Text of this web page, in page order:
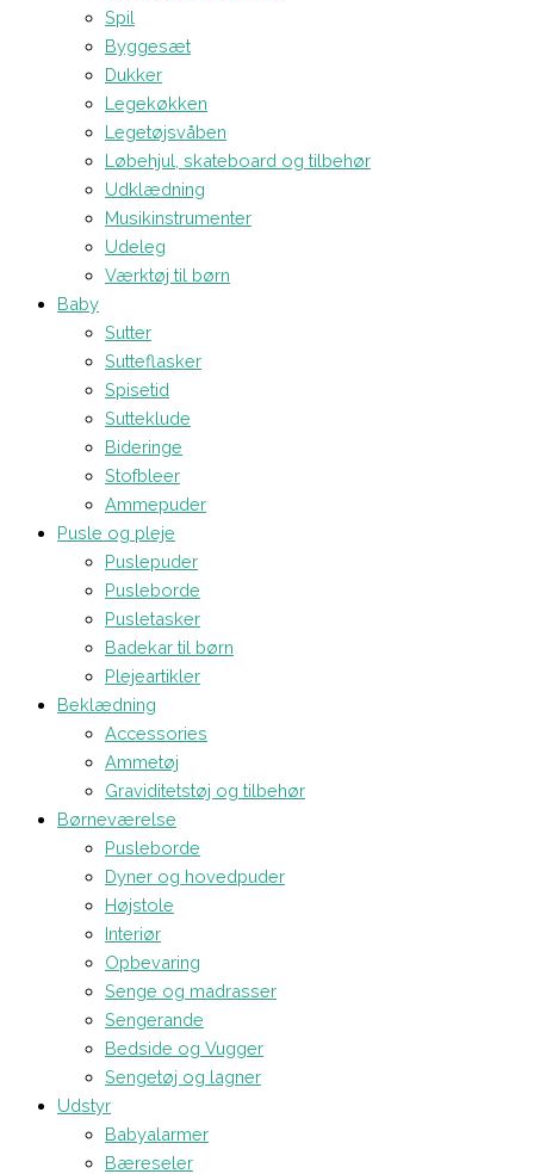
Spil
Byggesæt
Dukker
Legekøkken
Legetøjsvåben
Løbehjul, skateboard og tilbehør
Udklædning
Musikinstrumenter
Udeleg
Værktøj til børn
Baby
Sutter
Sutteflasker
Spisetid
Sutteklude
Bideringe
Stofbleer
Ammepuder
Pusle og pleje
Puslepuder
Pusleborde
Pusletasker
Badekar til børn
Plejeartikler
Beklædning
Accessories
Ammetøj
Graviditetstøj og tilbehør
Børneværelse
Pusleborde
Dyner og hovedpuder
Højstole
Interiør
Opbevaring
Senge og madrasser
Sengerande
Bedside og Vugger
Sengetøj og lagner
Udstyr
Babyalarmer
Bæreseler